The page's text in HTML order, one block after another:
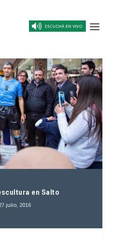
en Salto
julio, 2016